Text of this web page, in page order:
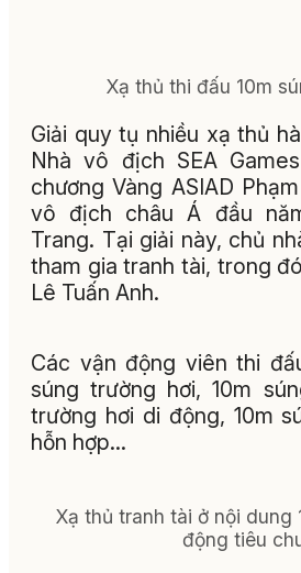
Xạ thủ thi đấu 10m
Giải quy tụ nhiều xạ thủ
Nhà vô địch SEA
chương Vàng ASIAD
vô địch châu Á đầu
Trang. Tại giải này, chủ
tham gia tranh tài, trong
Lê Tuấn Anh.
Các vận động viên thi
súng trường hơi, 10m
trường hơi di động, 10m
hỗn hợp…
Xạ thủ tranh tài ở nội dung
động tiêu